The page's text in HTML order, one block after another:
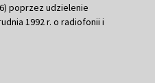
poprzez udzielenie
1992 r. o radiofonii i